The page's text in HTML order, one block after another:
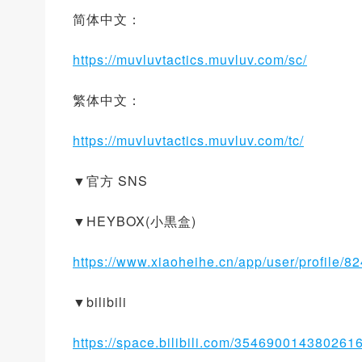
简体中文：
https://muvluvtactics.muvluv.com/sc/
繁体中文：
https://muvluvtactics.muvluv.com/tc/
▼官方 SNS
▼HEYBOX(小黒盒)
https://www.xiaoheihe.cn/app/user/profile/
▼bilibili
https://space.bilibili.com/3546900143802616